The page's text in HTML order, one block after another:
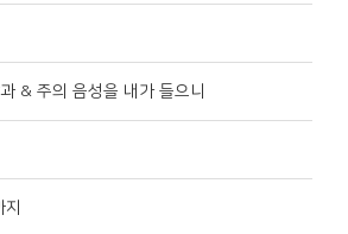
& 주의 음성을 내가 들으니